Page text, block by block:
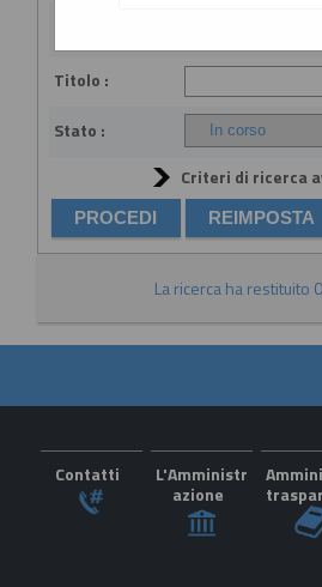
Titolo :
Stato :
Criteri di ricerca
La ricerca ha restituito
Contatti
L'Amministr
azione